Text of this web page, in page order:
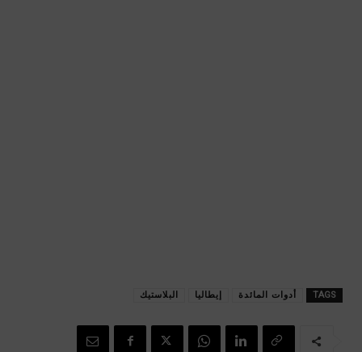
TAGS أدوات المائدة إيطاليا البلاستيك